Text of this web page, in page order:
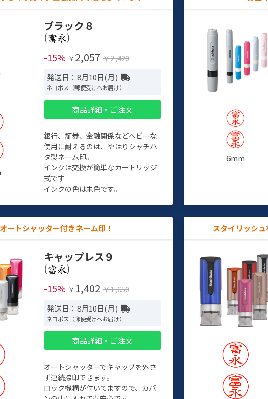
ブラック８
(
)
-15% ￥ 2,057 ￥2,420
発送日：8月10日(月)
ネコポス（郵便受けへお届け）
商品詳細・ご注文
銀行、証券、金融関係などヘビーな
使用に耐えるのは、やはりシャチハ
タ製ネーム印。
インクは交換が簡単なカートリッジ
式です
インクの色は朱色です。
6mm
オートシャッター付きネーム印！
キャップレス９
(
)
-15% ￥ 1,402 ￥1,650
発送日：8月10日(月)
ネコポス（郵便受けへお届け）
商品詳細・ご注文
オートシャッターでキャップを外さ
ず連続捺印できます。
ロック機構が付いてますので、カバ
スタイリッシ